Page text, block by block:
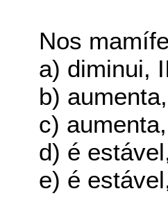
Nos
a) diminui,
b)
c)
d) é
e) é